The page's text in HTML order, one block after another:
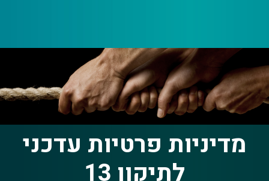
מדיניות פרטיות עדכני
לתיקון 13